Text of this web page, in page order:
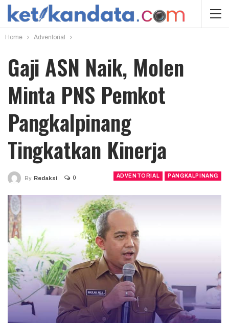
Home Adventorial
Gaji ASN Naik, Molen
Minta PNS Pemkot
Pangkalpinang
Tingkatkan Kinerja
ADVENTORIAL PANGKALPINANG
By Redaksi 0